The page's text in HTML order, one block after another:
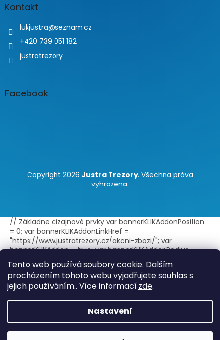
Tento web používá soubory cookie. Dalším
procházením tohoto webu vyjadřujete souhlas s
jejich používáním.. Více informací zde.
Nastavení
Kontakt
lukjustra@seznam.cz
+420 739 051 182
justratrezory
Facebook
Copyright 2026 Justra Trezory. Všechna práva
vyhrazena.
// Základne dizajnové prvky var bannerKLIKAddonPosition
= 0; var bannerKLIKAddonLinkHref =
"https://www.justratrezory.cz/akcni-zbozi/"; var
bannerKLIKAddon = true; var bannerKLIKAddonRadius =
false; var bannerKLIKAddonBorder = true; var
bannerKLIKAddonLink = true; var
bannerKLIKAddonLinkExternal = true; // Text doplnku -
jeden jazyk var bannerKLIKAddonTitle = "Akce"; var
{sk:"Akcia",cs:"Akce",en:"Discount"}; // Štýl zobrazenia var
bannerKLIKAddonIconImage = ""; var
bannerKLIKAddonBGImage = ""; var bannerKLIKAddonIcon =